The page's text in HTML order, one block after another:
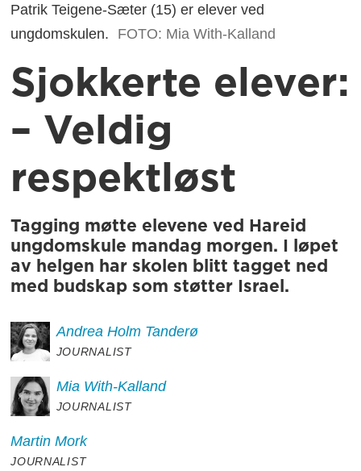
Patrik Teigene-Sæter (15) er elever ved
ungdomskulen.
FOTO: Mia With-Kalland
Sjokkerte elever:
– Veldig
respektløst
Tagging møtte elevene ved Hareid
ungdomskule mandag morgen. I løpet
av helgen har skolen blitt tagget ned
med budskap som støtter Israel.
Andrea Holm Tanderø
JOURNALIST
Mia With-Kalland
JOURNALIST
Martin Mork
JOURNALIST